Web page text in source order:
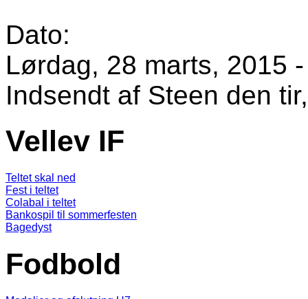
Dato:
Lørdag, 28 marts, 2015
Indsendt af Steen den
Vellev IF
Teltet skal ned
Fest i teltet
Colabal i teltet
Bankospil til sommerfesten
Bagedyst
Fodbold